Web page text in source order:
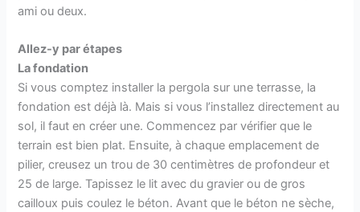
ami ou deux.
Allez-y par étapes
La fondation
Si vous comptez installer la pergola sur une terrasse, la
fondation est déjà là. Mais si vous l’installez directement au
sol, il faut en créer une. Commencez par vérifier que le
terrain est bien plat. Ensuite, à chaque emplacement de
pilier, creusez un trou de 30 centimètres de profondeur et
25 de large. Tapissez le lit avec du gravier ou de gros
cailloux puis coulez le béton. Avant que le béton ne sèche,